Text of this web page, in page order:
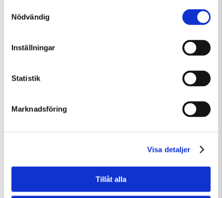
Nödvändig
Inställningar
Statistik
Marknadsföring
Visa detaljer
Tillåt alla
Tisdag 11 Augusti Kl 10:00-13:30
Konstkollo 11/8–14/8: Skulptur – kända och okända djur